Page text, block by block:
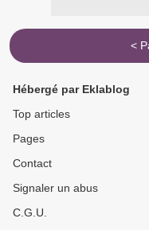
<
Hébergé par Eklablog
Top articles
Pages
Contact
Signaler un abus
C.G.U.